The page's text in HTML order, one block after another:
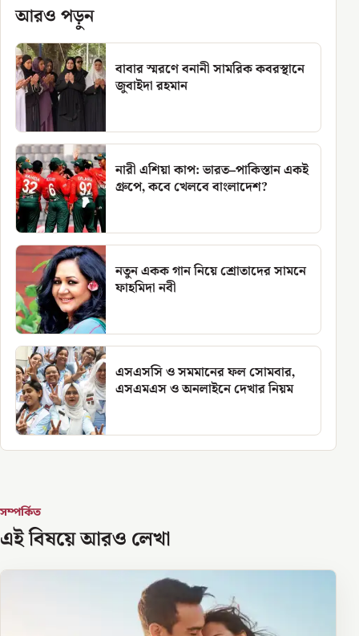
আরও পড়ুন
বাবার স্মরণে বনানী সামরিক কবরস্থানে
জুবাইদা রহমান
নারী এশিয়া কাপ: ভারত–পাকিস্তান একই
গ্রুপে, কবে খেলবে বাংলাদেশ?
নতুন একক গান নিয়ে শ্রোতাদের সামনে
ফাহমিদা নবী
এসএসসি ও সমমানের ফল সোমবার,
এসএমএস ও অনলাইনে দেখার নিয়ম
সম্পর্কিত
এই বিষয়ে আরও লেখা